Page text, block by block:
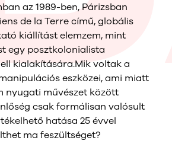
az 1989-ben, Párizsban
de la Terre című, globális
kiállítást elemzem, mint
egy posztkolonialista
kialakítására.Mik voltak a
eszközei, ami miatt
nyugati művészet között
csak formálisan valósult
hatása 25 évvel
ma feszültséget?